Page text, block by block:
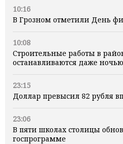
10:16
В Грозном отметили День
10:08
Строительные работы в
останавливаются даже ночью
23:15
Доллар превысил 82 рубля
23:06
В пяти школах столицы
госпрограмме